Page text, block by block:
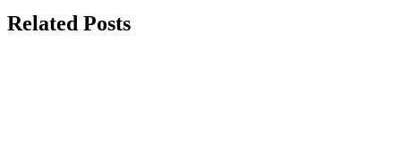
Related Posts